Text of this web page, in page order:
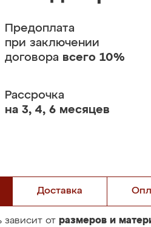
Предоплата
при заключении
договора всего 10%
Рассрочка
на 3, 4, 6 месяцев
Доставка
зависит от размеров и